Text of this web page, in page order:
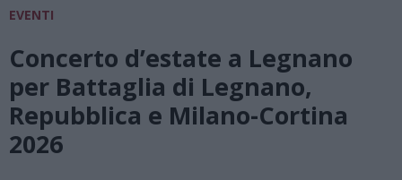
EVENTI
Concerto d’estate a Legnano
per Battaglia di Legnano,
Repubblica e Milano-Cortina
2026